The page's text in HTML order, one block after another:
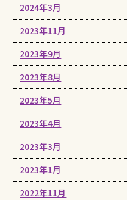
2024年3月
2023年11月
2023年9月
2023年8月
2023年5月
2023年4月
2023年3月
2023年1月
2022年11月